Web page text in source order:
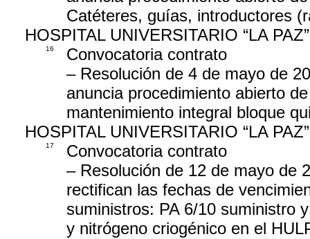
Catéteres, guías, introductores
HOSPITAL UNIVERSITARIO “LA PAZ”
16
Convocatoria contrato
– Resolución de 4 de mayo de
anuncia procedimiento abierto
mantenimiento integral bloque
HOSPITAL UNIVERSITARIO “LA PAZ”
17
Convocatoria contrato
– Resolución de 12 de mayo de
rectifican las fechas de
suministros: PA 6/10 suministro
y nitrógeno criogénico en el